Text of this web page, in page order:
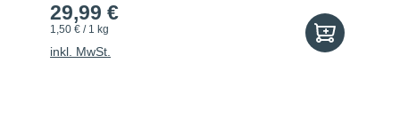
29,99 €
1,50 € / 1 kg
inkl. MwSt.